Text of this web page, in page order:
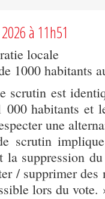
à 11h51
locale
1000 habitants
scrutin est
000 habitants et
une
scrutin
suppression
/ supprimer
lors du vote.